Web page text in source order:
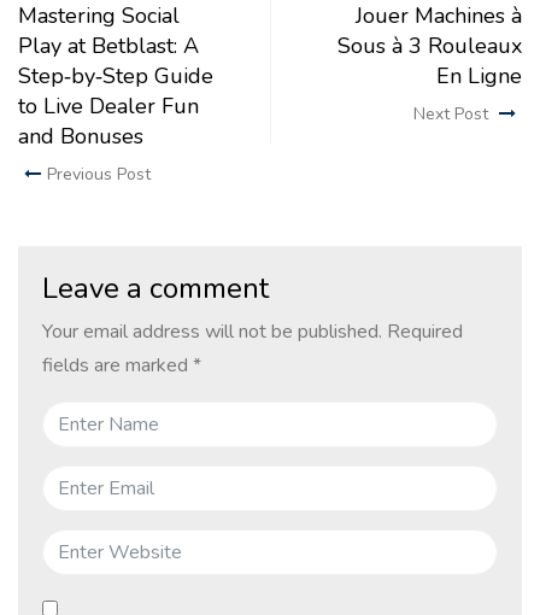
Mastering Social
Play at Betblast: A
Step‑by‑Step Guide
to Live Dealer Fun
and Bonuses
Previous Post
Jouer Machines à
Sous à 3 Rouleaux
En Ligne
Next Post
Leave a comment
Your email address will not be published. Required
fields are marked *